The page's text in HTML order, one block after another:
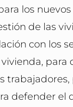
los
de las
con los
defender el